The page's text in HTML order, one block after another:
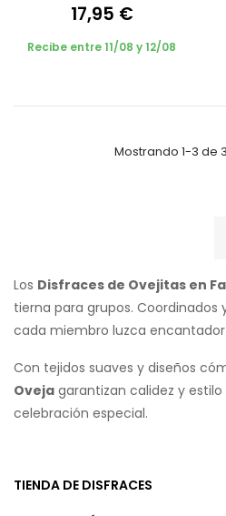
17,95 €
Recibe entre 11/08 y 12/08
Mostrando 1-3 de
Los Disfraces de Ovejitas en
tierna para grupos. Coordinados
cada miembro luzca
Con tejidos suaves y diseños
Oveja garantizan calidez y
celebración especial.
TIENDA DE DISFRACES